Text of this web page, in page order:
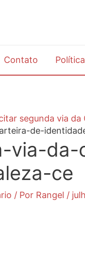
Contato
segunda via
de-
via-
ce
/ Por Rangel /